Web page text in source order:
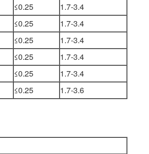
≤0.25
1.7-3.4
≤0.25
1.7-3.4
≤0.25
1.7-3.4
≤0.25
1.7-3.4
≤0.25
1.7-3.4
≤0.25 1.7-3.6